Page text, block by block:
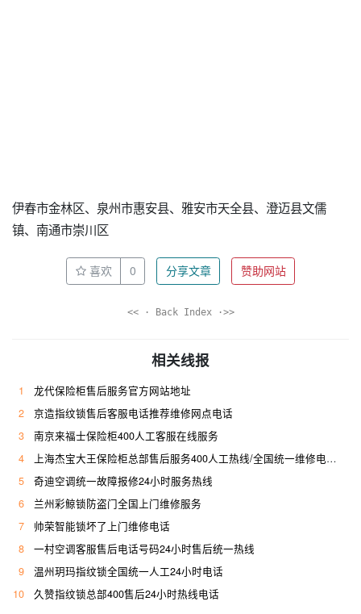
伊春市金林区、泉州市惠安县、雅安市天全县、澄迈县文儒
镇、南通市崇川区
喜欢 0 分享文章 赞助网站
<< · Back Index ·>>
相关线报
1
龙代保险柜售后服务官方网站地址
2
京造指纹锁售后客服电话推荐维修网点电话
3
南京来福士保险柜400人工客服在线服务
4
上海杰宝大王保险柜总部售后服务400人工热线/全国统一维修电话是多少
5
奇迪空调统一故障报修24小时服务热线
6
兰州彩鲸锁防盗门全国上门维修服务
7
帅荣智能锁坏了上门维修电话
8
一村空调客服售后电话号码24小时售后统一热线
9
温州玥玛指纹锁全国统一人工24小时电话
10
久赞指纹锁总部400售后24小时热线电话